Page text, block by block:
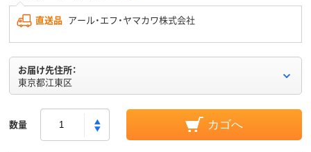
直送品 アール・エフ・ヤマカワ株式会社
お届け先住所：
東京都江東区
数量 カゴへ